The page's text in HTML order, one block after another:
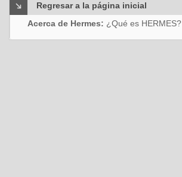
Regresar a la página inicial
Acerca de Hermes: ¿Qué es HERMES?